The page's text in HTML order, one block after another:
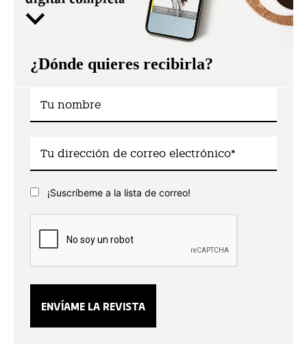
¿Dónde quieres recibirla?
¡Suscríbeme a la lista de correo!